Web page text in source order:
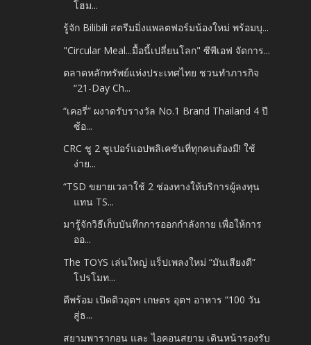
โฮม...
รู้จัก Bilibili สตรีมมิ่งแพลตฟอร์มน้องใหม่ พร้อมบุ...
"Circular Meal...มื้อนี้เปลี่ยนโลก" ซีพีเอฟ จัดการ...
ตลาดหลักทรัพย์แห่งประเทศไทย ชวนทำภารกิจ
“21-Day Ch...
“เคอรี่” ผงาดรับรางวัล No.1 Brand Thailand 4 ปี
ซ้อ...
CRC ชู 2 ซูเปอร์แอปพลิเคชันที่ทุกคนต้องมี! ใช้
ง่าย...
“TSD ขยายเวลาใช้ 2 ช่องทางให้บริการผู้ลงทุน
แทน TS...
มารู้จักวิธีเก็บบันทึกการออกกำลังกาย เพื่อให้การ
ออ...
The TOYS เล่นใหญ่ แร็ปเพลงใหม่ “มันเสียงดี”
โปรโมท...
ดีพร้อม เปิดติวอุตฯ เกษตร อุตฯ อาหาร “100 วัน
สู่ธ...
สยามพารากอน และ ไอคอนสยาม เดินหน้ารองรับ